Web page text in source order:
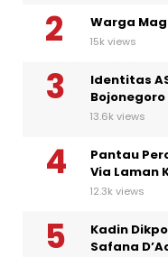
Warga
15k views
Identitas
13.6k views
Pantau
Via Laman
12.3k views
Kadin
Safana